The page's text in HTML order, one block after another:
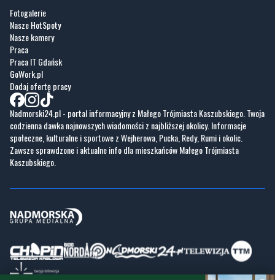
Fotogalerie
Nasze HotSpoty
Nasze kamery
Praca
Praca IT Gdańsk
GoWork.pl
Dodaj ofertę pracy
Nadmorski24.pl - portal informacyjny z Małego Trójmiasta Kaszubskiego. Twoja
codzienna dawka najnowszych wiadomości z najbliższej okolicy. Informacje
społeczne, kulturalne i sportowe z Wejherowa, Pucka, Redy, Rumi i okolic.
Zawsze sprawdzone i aktualne info dla mieszkańców Małego Trójmiasta
Kaszubskiego.